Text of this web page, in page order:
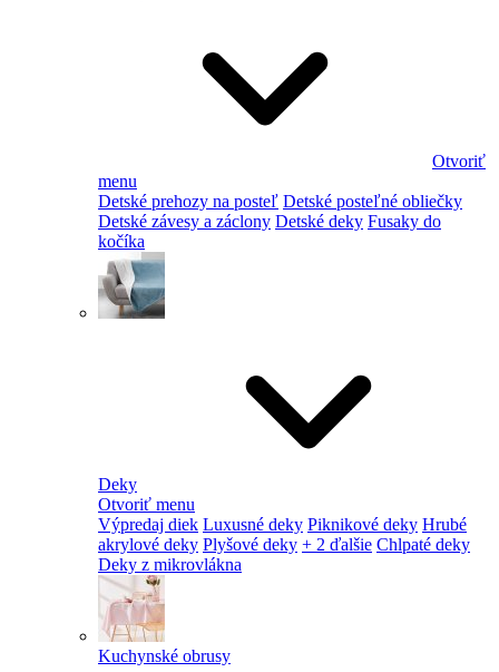
Otvoriť
menu
Detské prehozy na posteľ Detské posteľné obliečky
Detské závesy a záclony Detské deky Fusaky do
kočíka
Deky
Otvoriť menu
Výpredaj diek Luxusné deky Piknikové deky Hrubé
akrylové deky Plyšové deky + 2 ďalšie Chlpaté deky
Deky z mikrovlákna
Kuchynské obrusy